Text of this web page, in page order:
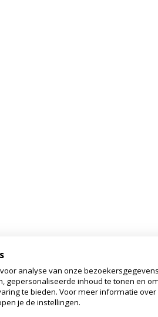
analyse van onze
gepersonaliseerde inhoud te tonen en
te bieden. Voor meer informatie over
je de instellingen.